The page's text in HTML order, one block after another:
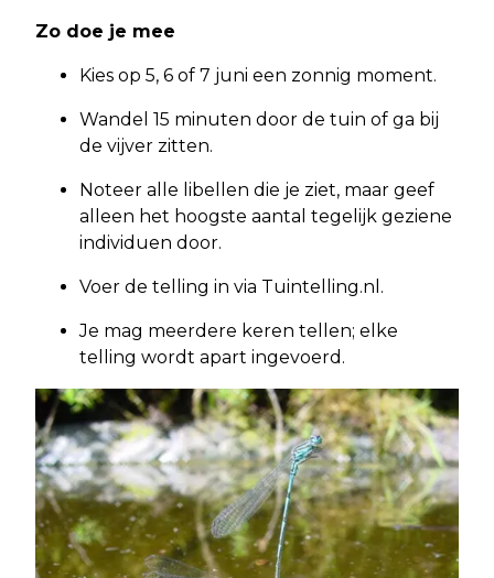
Zo doe je mee
Kies op 5, 6 of 7 juni een zonnig moment.
Wandel 15 minuten door de tuin of ga bij
de vijver zitten.
Noteer alle libellen die je ziet, maar geef
alleen het hoogste aantal tegelijk geziene
individuen door.
Voer de telling in via Tuintelling.nl.
Je mag meerdere keren tellen; elke
telling wordt apart ingevoerd.